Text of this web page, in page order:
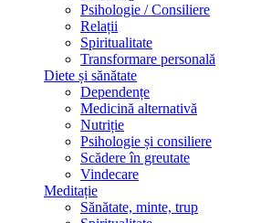
Psihologie / Consiliere
Relații
Spiritualitate
Transformare personală
Diete și sănătate
Dependențe
Medicină alternativă
Nutriție
Psihologie și consiliere
Scădere în greutate
Vindecare
Meditație
Sănătate, minte, trup